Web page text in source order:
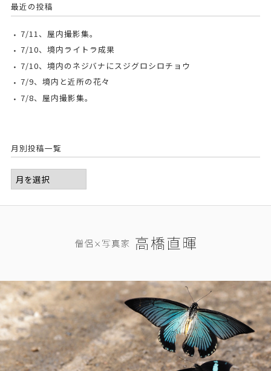
最近の投稿
7/11、屋内撮影集。
7/10、境内ライトラ成果
7/10、境内のネジバナにスジグロシロチョウ
7/9、境内と近所の花々
7/8、屋内撮影集。
月別投稿一覧